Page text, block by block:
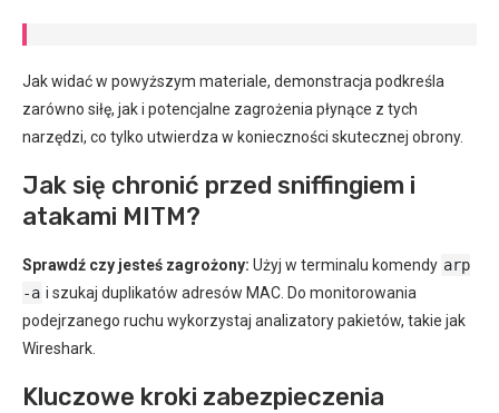
Jak widać w powyższym materiale, demonstracja podkreśla
zarówno siłę, jak i potencjalne zagrożenia płynące z tych
narzędzi, co tylko utwierdza w konieczności skutecznej obrony.
Jak się chronić przed sniffingiem i
atakami MITM?
Sprawdź czy jesteś zagrożony: Użyj w terminalu komendy arp
-a i szukaj duplikatów adresów MAC. Do monitorowania
podejrzanego ruchu wykorzystaj analizatory pakietów, takie jak
Wireshark.
Kluczowe kroki zabezpieczenia